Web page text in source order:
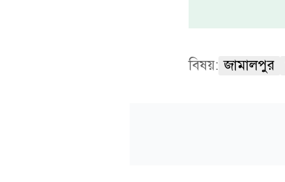
বিষয়: জামালপুর